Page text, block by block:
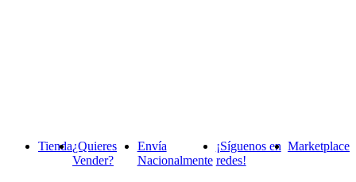
Tienda¿Quieres
Vender?
Envía
Nacionalmente
¡Síguenos en
redes!
Marketplace